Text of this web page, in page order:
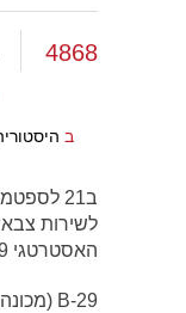
4868
ב
לשירות
האסטרטגי Boeing B-29.